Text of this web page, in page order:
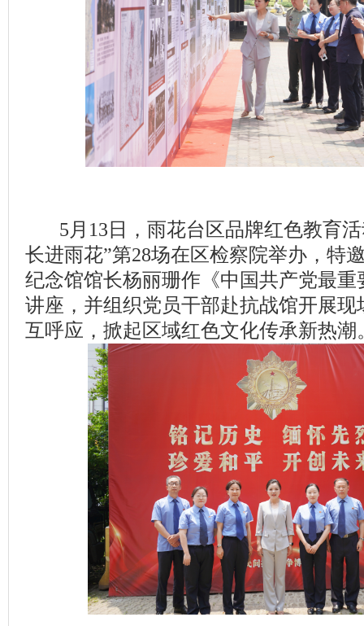
5月13日，雨花台区品牌红色教育活
长进雨花”第28场在区检察院举办，特
纪念馆馆长杨丽珊作《中国共产党最
讲座，并组织党员干部赴抗战馆开展
互呼应，掀起区域红色文化传承新热潮